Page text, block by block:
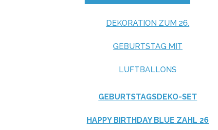
DEKORATION ZUM 26.
GEBURTSTAG MIT
LUFTBALLONS
GEBURTSTAGSDEKO-SET
HAPPY BIRTHDAY BLUE ZAHL 26